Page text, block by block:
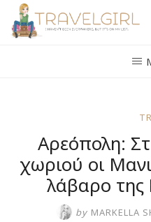
Skip
Αρεόπολη:
χωριού οι
λάβαρο της
by MARKELLA